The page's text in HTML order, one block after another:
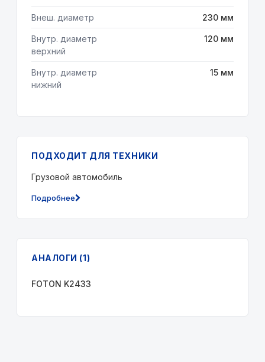
Внеш. диаметр 230 мм
Внутр. диаметр
верхний
120 мм
Внутр. диаметр
нижний
15 мм
ПОДХОДИТ ДЛЯ ТЕХНИКИ
Грузовой автомобиль
Подробнее
АНАЛОГИ (1)
FOTON K2433